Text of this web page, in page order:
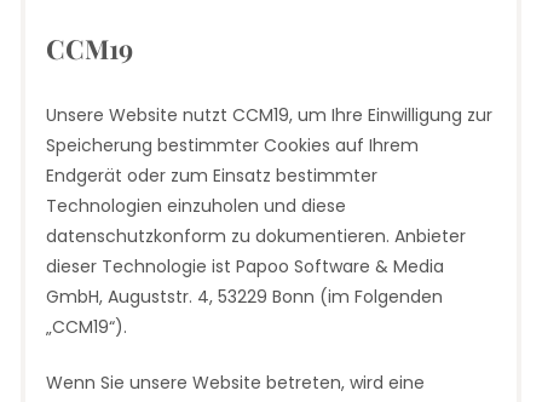
CCM19
Unsere Website nutzt CCM19, um Ihre Einwilligung zur
Speicherung bestimmter Cookies auf Ihrem
Endgerät oder zum Einsatz bestimmter
Technologien einzuholen und diese
datenschutzkonform zu dokumentieren. Anbieter
dieser Technologie ist Papoo Software & Media
GmbH, Auguststr. 4, 53229 Bonn (im Folgenden
„CCM19“).
Wenn Sie unsere Website betreten, wird eine